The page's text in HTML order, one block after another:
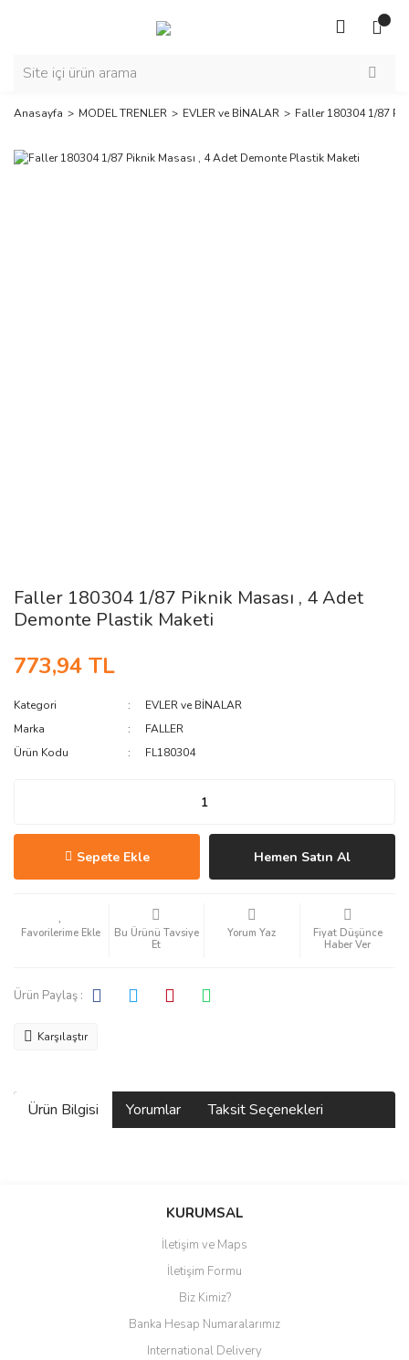
Anasayfa MODEL TRENLER EVLER ve BİNALAR Faller 180304 1/87
Faller 180304 1/87 Piknik Masası , 4 Adet
Demonte Plastik Maketi
773,94 TL
Kategori
EVLER ve BİNALAR
Marka
FALLER
Ürün Kodu
FL180304
Sepete Ekle Hemen Satın Al
Bu Ürünü Tavsiye
Et
Yorum Yaz
Fiyat Düşünce
Haber Ver
Ürün Paylaş :
Karşılaştır
Ürün Bilgisi Yorumlar Taksit Seçenekleri
Bu ürüne ilk yorumu siz yapın!
Yorum Yaz
KURUMSAL
İletişim ve Maps
İletişim Formu
Biz Kimiz?
Banka Hesap Numaralarımız
International Delivery